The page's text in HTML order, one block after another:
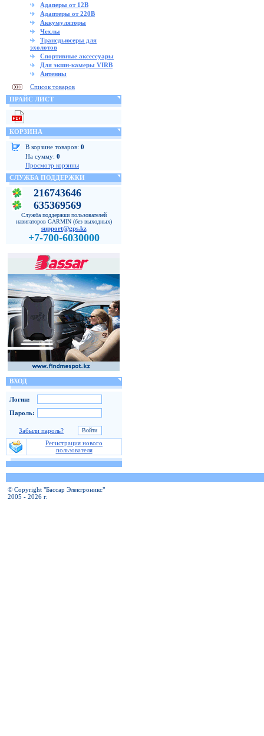
Адаперы от 12В
Адаптеры от 220В
Аккумуляторы
Чехлы
Трансдьюсеры для
эхолотов
Спортивные аксессуары
Для экшн-камеры VIRB
Антенны
Список товаров
ПРАЙС ЛИСТ
КОРЗИНА
В корзине товаров: 0
На сумму: 0
Просмотр корзины
СЛУЖБА ПОДДЕРЖКИ
216743646
635369569
Служба поддержки пользователей
навигаторов GARMIN (без выходных)
support@gps.kz
+7-700-6030000
ВХОД
Логин:
Пароль:
Забыли пароль?
Регистрация нового
пользователя
© Copyright "Бассар Электроникс"
2005 - 2026 г.